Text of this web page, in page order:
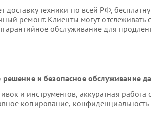
доставку техники по всей РФ,
ремонт. Клиенты могут отслеживать
обслуживание для
и безопасное обслуживание
и инструментов, аккуратная работа с
копирование, конфиденциальность